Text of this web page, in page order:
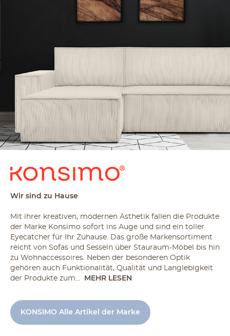
Wir sind zu Hause
Mit ihrer kreativen, modernen Ästhetik fallen die Produkte
der Marke Konsimo sofort ins Auge und sind ein toller
Eyecatcher für Ihr Zuhause. Das große Markensortiment
reicht von Sofas und Sesseln über Stauraum-Möbel bis hin
zu Wohnaccessoires. Neben der besonderen Optik
gehören auch Funktionalität, Qualität und Langlebigkeit
der Produkte zum...
MEHR LESEN
KONSIMO Alle Artikel der Marke